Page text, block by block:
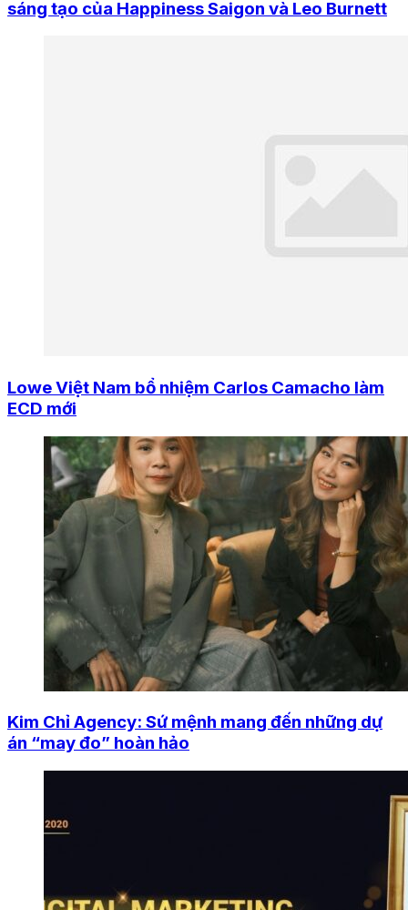
sáng tạo của Happiness Saigon và Leo Burnett
Lowe Việt Nam bổ nhiệm Carlos Camacho làm
ECD mới
Kim Chỉ Agency: Sứ mệnh mang đến những dự
án “may đo” hoàn hảo